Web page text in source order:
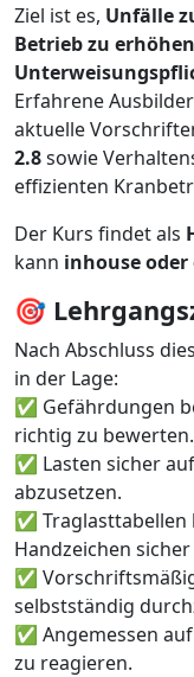
Ziel ist es, Unfälle
Betrieb zu erhöhen
Erfahrene
aktuelle
2.8sowie
effizienten
Der Kurs findet als
kann inhouse oder
🎯
Nach Abschluss
in der Lage:
✅ Gefährdungen
richtig zu bewerten.
✅ Lasten sicher
abzusetzen.
✅
Handzeichen
✅
selbstständig
✅ Angemessen
zu reagieren.